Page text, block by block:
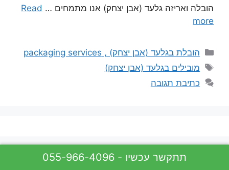
הובלה ואריזה גלעד (אבן יצחק) אנו מתמחים … Read
more
קטגוריות
הובלת בגלעד (אבן יצחק) , packaging services
תגיות
מובילים בגלעד (אבן יצחק)
כתיבת תגובה
055-966-4096 - תתקשר עכשיו